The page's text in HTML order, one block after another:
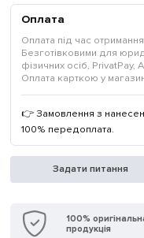
Оплата
Оплата під час
Безготівковими для
фізичних осіб, PrivatPay,
Оплата карткою у
👉 Замовлення з
100% передоплата.
Задати питання
100%
продукція